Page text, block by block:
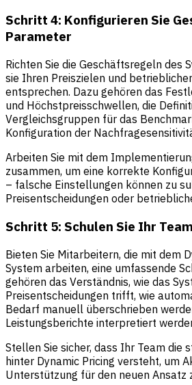
Schritt 4: Konfigurieren Sie
Parameter
Richten Sie die Geschäftsregeln des
sie Ihren Preiszielen und
entsprechen. Dazu gehören das
und Höchstpreisschwellen, die
Vergleichsgruppen für das
Konfiguration der
Arbeiten Sie mit dem
zusammen, um eine korrekte
– falsche Einstellungen können zu
Preisentscheidungen oder
Schritt 5: Schulen Sie Ihr Team
Bieten Sie Mitarbeitern, die mit dem
System arbeiten, eine umfassende
gehören das Verständnis, wie das
Preisentscheidungen trifft, wie
Bedarf manuell überschrieben
Leistungsberichte interpretiert
Stellen Sie sicher, dass Ihr Team die
hinter Dynamic Pricing versteht, um
Unterstützung für den neuen Ansatz